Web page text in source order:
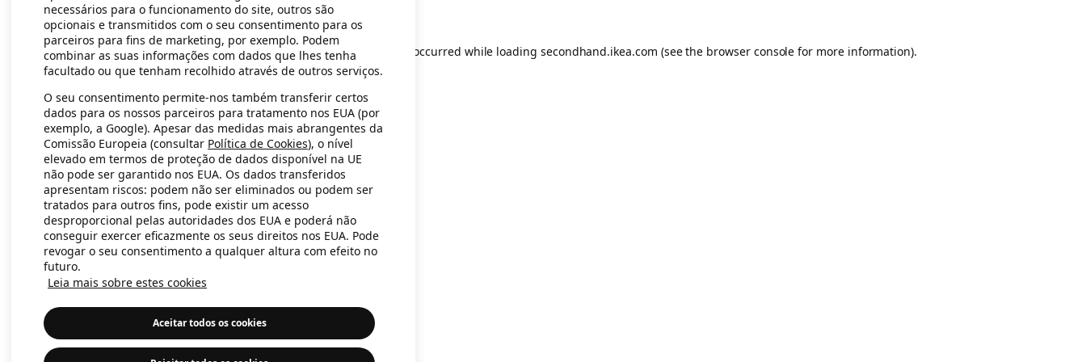
Application error: a client-side exception has occurred while loading secondhand.ikea.com (see the browser console for more information).
necessários para o funcionamento do site, outros são
opcionais e transmitidos com o seu consentimento para os
parceiros para fins de marketing, por exemplo. Podem
combinar as suas informações com dados que lhes tenha
facultado ou que tenham recolhido através de outros serviços.
O seu consentimento permite-nos também transferir certos
dados para os nossos parceiros para tratamento nos EUA (por
exemplo, a Google). Apesar das medidas mais abrangentes da
Comissão Europeia (consultar Política de Cookies), o nível
elevado em termos de proteção de dados disponível na UE
não pode ser garantido nos EUA. Os dados transferidos
apresentam riscos: podem não ser eliminados ou podem ser
tratados para outros fins, pode existir um acesso
desproporcional pelas autoridades dos EUA e poderá não
conseguir exercer eficazmente os seus direitos nos EUA. Pode
revogar o seu consentimento a qualquer altura com efeito no
futuro.
Leia mais sobre estes cookies
Aceitar todos os cookies